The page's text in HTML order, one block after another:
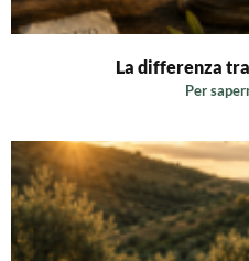
La differenza
Per